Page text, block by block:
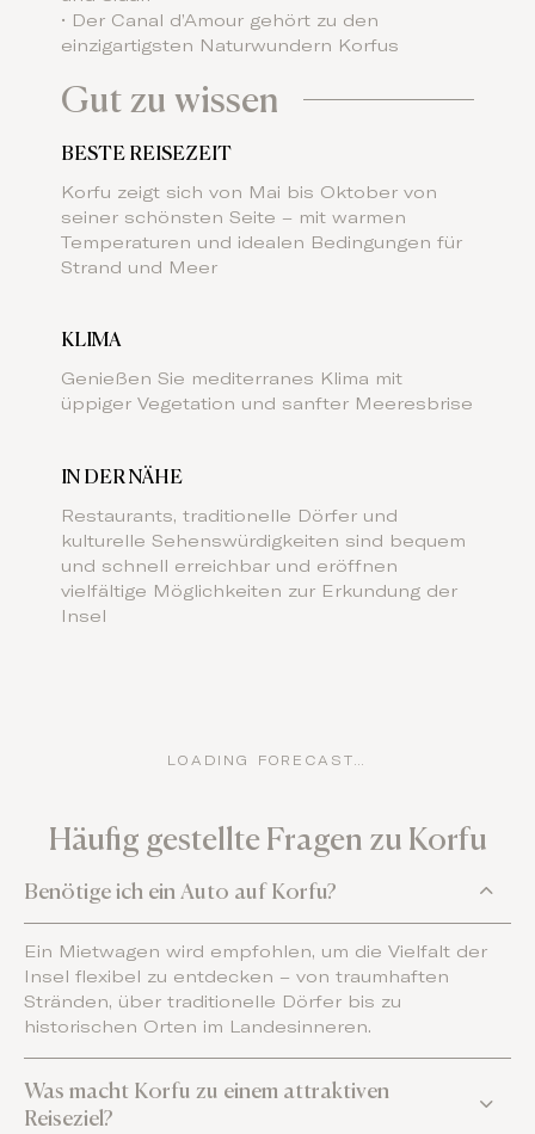
• Der Canal d’Amour gehört zu den
einzigartigsten Naturwundern Korfus
Gut zu wissen
BESTE REISEZEIT
Korfu zeigt sich von Mai bis Oktober von
seiner schönsten Seite – mit warmen
Temperaturen und idealen Bedingungen für
Strand und Meer
KLIMA
Genießen Sie mediterranes Klima mit
üppiger Vegetation und sanfter Meeresbrise
IN DER NÄHE
Restaurants, traditionelle Dörfer und
kulturelle Sehenswürdigkeiten sind bequem
und schnell erreichbar und eröffnen
vielfältige Möglichkeiten zur Erkundung der
Insel
LOADING FORECAST…
Häufig gestellte Fragen zu Korfu
Benötige ich ein Auto auf Korfu?
Ein Mietwagen wird empfohlen, um die Vielfalt der
Insel flexibel zu entdecken – von traumhaften
Stränden, über traditionelle Dörfer bis zu
historischen Orten im Landesinneren.
Was macht Korfu zu einem attraktiven
Reiseziel?